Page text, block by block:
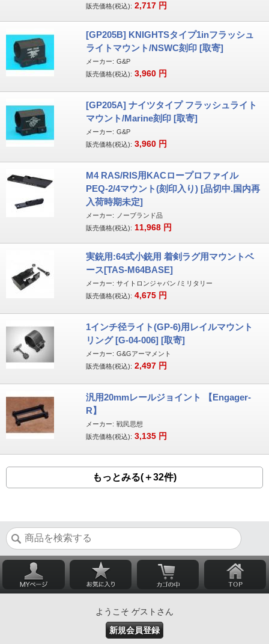
販売価格(税込): 2,717 円
[GP205B] KNIGHTSタイプ1inフラッシュ
ライトマウント/NSWC刻印 [取寄]
メーカー: G&P
販売価格(税込): 3,960 円
[GP205A] ナイツタイプ フラッシュライト
マウント/Marine刻印 [取寄]
メーカー: G&P
販売価格(税込): 3,960 円
M4 RAS/RIS用KACロープロファイル
PEQ-2/4マウント(刻印入り) [品切中.国内再
入荷時期未定]
メーカー:
ノーブランド品
販売価格(税込): 11,968 円
実銃用:64式小銃用 着剣ラグ用マウントベ
ース[TAS-M64BASE]
メーカー: サイトロンジャパン /ミリタリー
販売価格(税込): 4,675 円
1インチ径ライト(GP-6)用レイルマウント
リング [G-04-006] [取寄]
メーカー: G&Gアーマメント
販売価格(税込): 2,497 円
汎用20mmレールジョイント 【Engager-
R】
メーカー: 戦民思想
販売価格(税込): 3,135 円
もっとみる(＋32件)
ようこそ ゲストさん
新規会員登録